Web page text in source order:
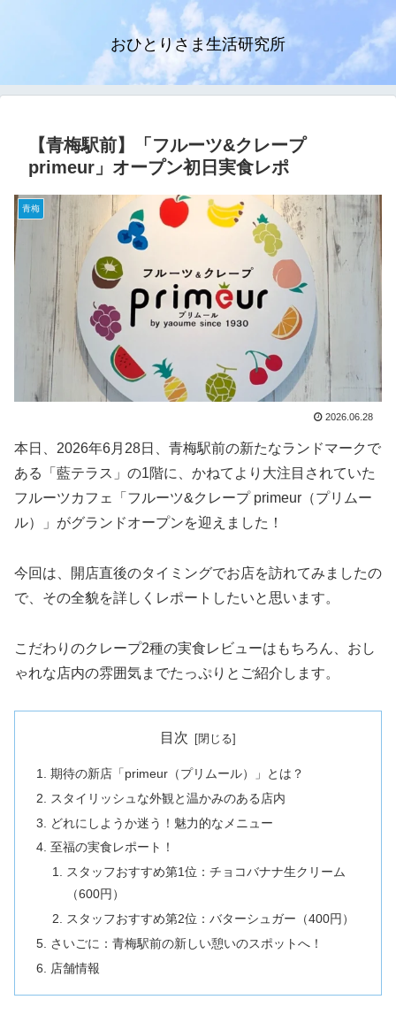
おひとりさま生活研究所
【青梅駅前】「フルーツ&クレープ
primeur」オープン初日実食レポ
青梅
2026.06.28
本日、2026年6月28日、青梅駅前の新たなランドマークで
ある「藍テラス」の1階に、かねてより大注目されていた
フルーツカフェ「フルーツ&クレープ primeur（プリムー
ル）」がグランドオープンを迎えました！
今回は、開店直後のタイミングでお店を訪れてみましたの
で、その全貌を詳しくレポートしたいと思います。
こだわりのクレープ2種の実食レビューはもちろん、おし
ゃれな店内の雰囲気までたっぷりとご紹介します。
目次
期待の新店「primeur（プリムール）」とは？
スタイリッシュな外観と温かみのある店内
どれにしようか迷う！魅力的なメニュー
至福の実食レポート！
スタッフおすすめ第1位：チョコバナナ生クリーム
（600円）
スタッフおすすめ第2位：バターシュガー（400円）
さいごに：青梅駅前の新しい憩いのスポットへ！
店舗情報